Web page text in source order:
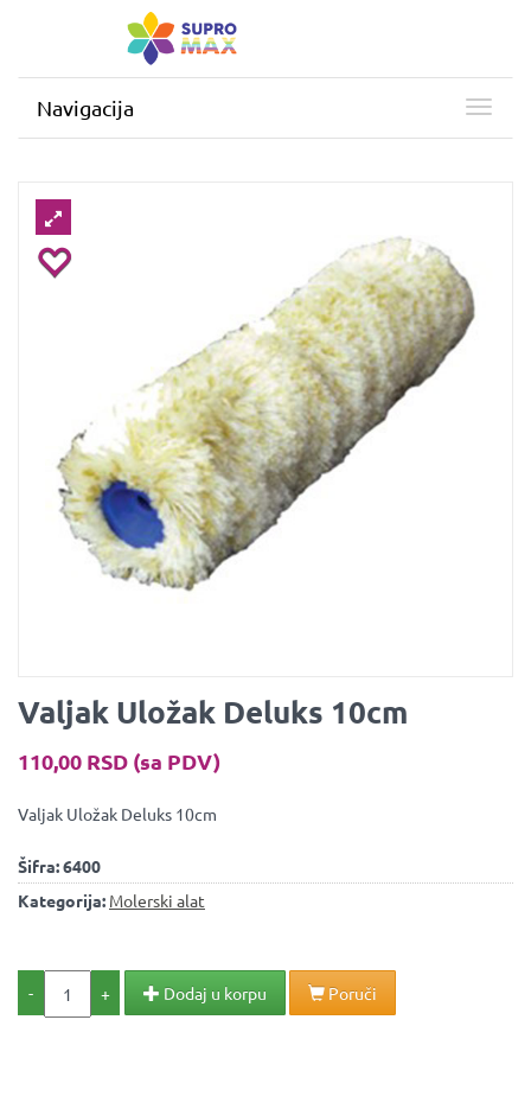
Navigacija
Valjak Uložak Deluks 10cm
110,00 RSD (sa PDV)
Valjak Uložak Deluks 10cm
Šifra:6400
Kategorija: Molerski alat
- + Dodaj u korpu Poruči